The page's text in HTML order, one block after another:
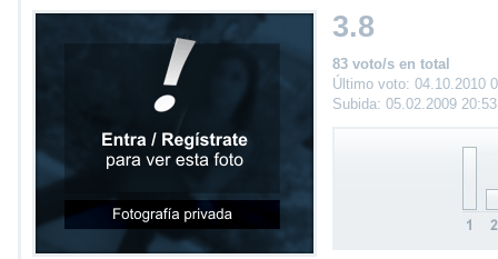
3.8
83 voto/s en total
Último voto: 04.10.2010
Subida: 05.02.2009